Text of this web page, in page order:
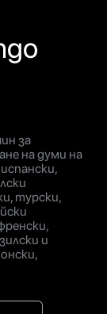
за
на думи на
турски,
и